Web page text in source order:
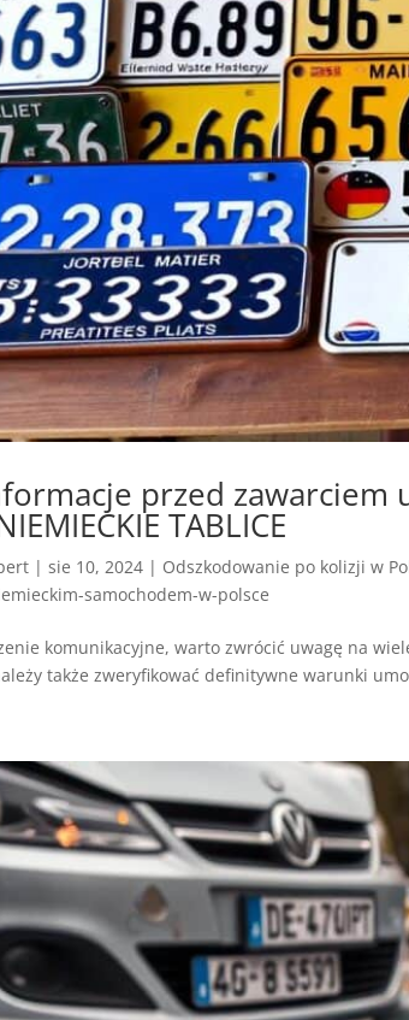
przed zawarciem
TABLICE
|sie 10, 2024 | Odszkodowanie po kolizji w
samochodem-w-polsce
komunikacyjne, warto zwrócić uwagę na
także zweryfikować definitywne warunki